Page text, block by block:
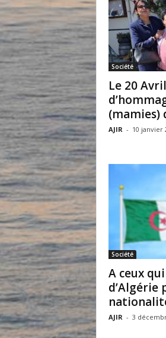
Société
Le 20
(mamies)
AJIR - 10 janvier
Société
A ceux
d’Algérie
AJIR - 3